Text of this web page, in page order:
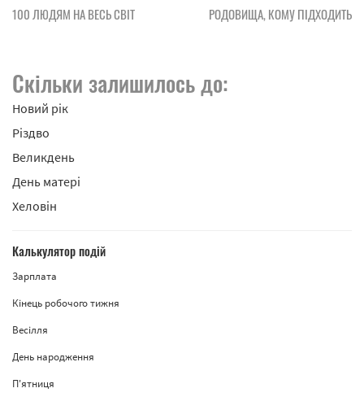
100 ЛЮДЯМ НА ВЕСЬ СВІТ
РОДОВИЩА, КОМУ ПІДХОДИТЬ
Скільки залишилось до:
Новий рік
Різдво
Великдень
День матері
Хеловін
Калькулятор подій
Зарплата
Кінець робочого тижня
Весілля
День народження
П'ятниця